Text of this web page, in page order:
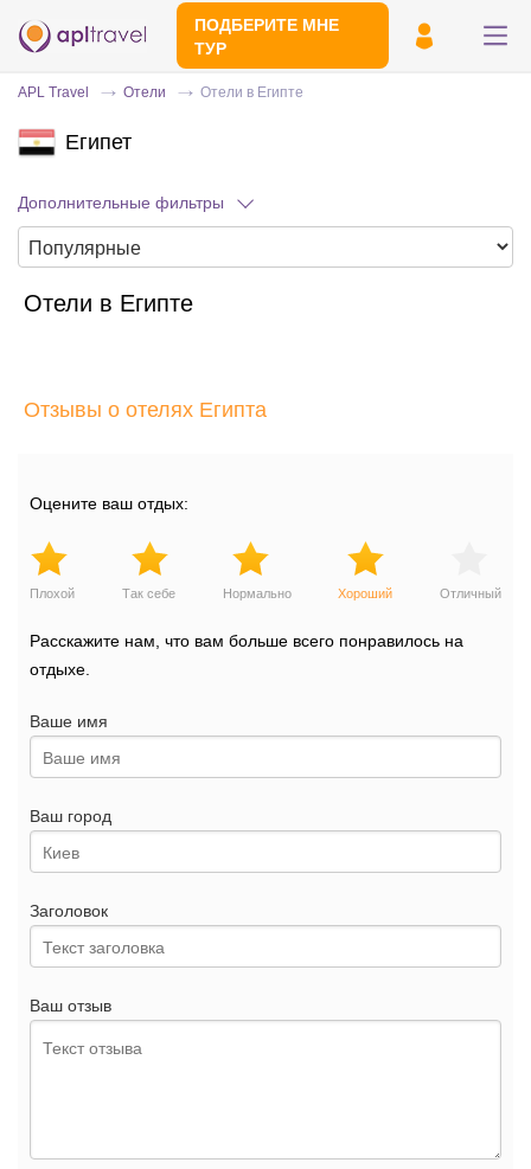
ПОДБЕРИТЕ МНЕ
ТУР
минут
APL Travel Отели Отели в Египте
Египет
Дополнительные фильтры
Отели в Египте
Отзывы о отелях Египта
Оцените ваш отдых:
Плохой Так себе Нормально Хороший Отличный
Расскажите нам, что вам больше всего понравилось на
отдыхе.
Ваше имя
Ваш город
Заголовок
Ваш отзыв